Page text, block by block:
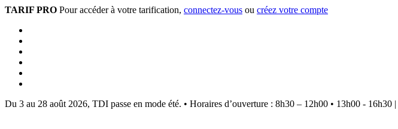
TARIF PRO Pour accéder à votre tarification, connectez-vous ou créez votre compte
Du 3 au 28 août 2026, TDI passe en mode été. • Horaires d’ouverture : 8h30 – 12h00 • 13h00 - 16h30 |